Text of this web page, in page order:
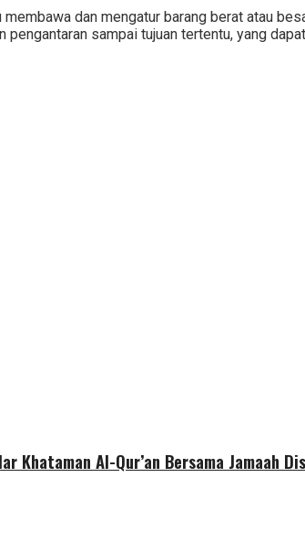
dan mengatur barang berat atau
sampai tujuan tertentu, yang
Khataman Al-Qur’an Bersama Jamaah